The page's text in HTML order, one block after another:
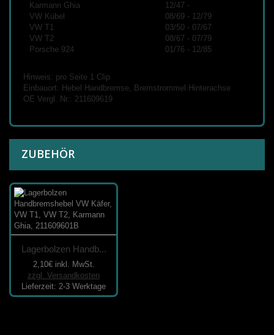
Karmann Ghia
VW Kübel
VW T1
VW T2
Porsche 924
12/47 -
08/69 - 12/79
03/50 - 07/67
08/67 - 07/79
01/76 - 12/85
Hinweis: pro Seite 1 Clip
Einbauort: Hebel Handbremse, Bremstrommel Hinterachse
OE Vergl. Nr.: 211609619
ZUBEHÖR
Lagerbolzen Handb...
2,10€ inkl. MwSt.
zzgl. Versandkosten
Lieferzeit: 2-3 Werktage